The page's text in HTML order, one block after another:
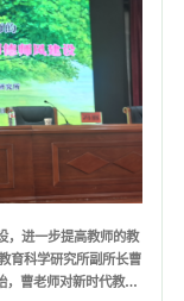
，进一步提高教师的教
育科学研究所副所长曹
，曹老师对新时代教育